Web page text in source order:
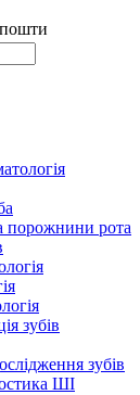
порожнини рота
зубів
зубів
ШІ